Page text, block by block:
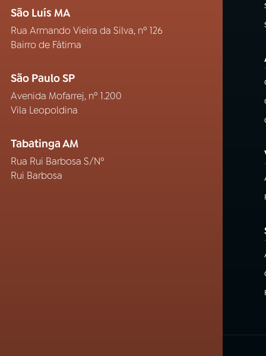
São Luís MA
Rua Armando Vieira da Silva, nº 126
Bairro de Fátima
São Paulo SP
Avenida Mofarrej, nº 1.200
Vila Leopoldina
Tabatinga AM
Rua Rui Barbosa S/Nº
Rui Barbosa